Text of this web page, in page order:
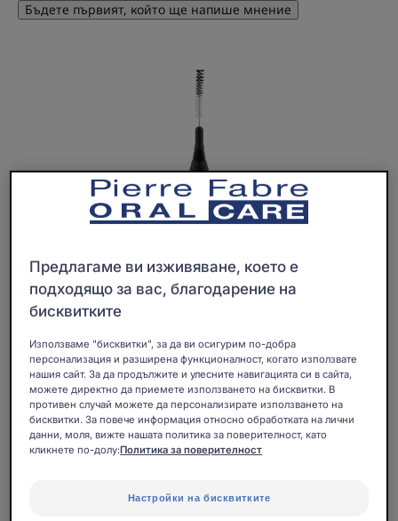
Бъдете първият, който ще напише мнение
Специални, прецизни и лесни за използване:
Интерденталните четки ELGYDIUM CLINIC Mono
улесняват почистването на труднодостъпните
Предлагаме ви изживяване, което е
подходящо за вас, благодарение на
бисквитките
Използваме "бисквитки", за да ви осигурим по-добра
персонализация и разширена функционалност, когато използвате
нашия сайт. За да продължите и улесните навигацията си в сайта,
можете директно да приемете използването на бисквитки. В
противен случай можете да персонализирате използването на
бисквитки. За повече информация относно обработката на лични
данни, моля, вижте нашата политика за поверителност, като
кликнете по-долу:Политика за поверителност
Настройки на бисквитките